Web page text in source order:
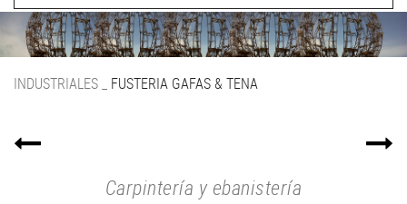
INDUSTRIALES FUSTERIA GAFAS & TENA
Carpintería y ebanistería